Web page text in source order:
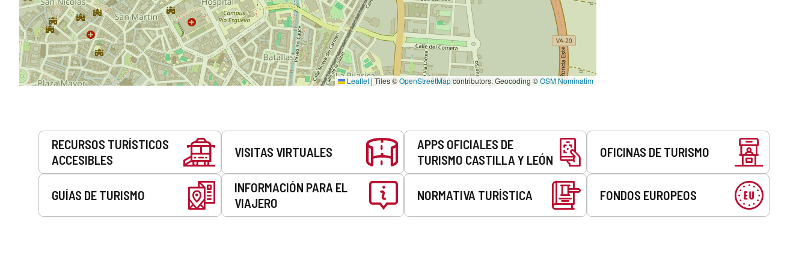
Leaflet | Tiles ©OpenStreetMapcontributors. Geocoding ©OSM Nominatim
Servicios
RECURSOS TURÍSTICOS
ACCESIBLES
VISITAS VIRTUALES
APPS OFICIALES DE
TURISMO CASTILLA Y LEÓN
OFICINAS DE TURISMO
GUÍAS DE TURISMO
INFORMACIÓN PARA EL
VIAJERO
NORMATIVA TURÍSTICA FONDOS EUROPEOS